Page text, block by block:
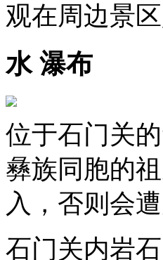
观在周边景
水 瀑布
位于石门关
彝族同胞的
入，否则会遭
石门关内岩